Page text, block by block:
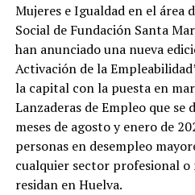
Mujeres e Igualdad en el área
Social de Fundación Santa
han anunciado una nueva
Activación de la
la capital con la puesta en
Lanzaderas de Empleo que
meses de agosto y enero de
personas en desempleo
cualquier sector profesional o
residan en Huelva.